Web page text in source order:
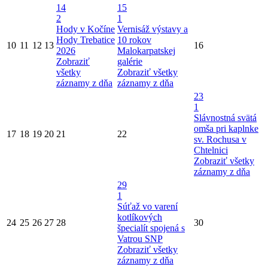
10 11 12 13
14
2
Hody v Kočíne
Hody Trebatice
2026
Zobraziť
všetky
záznamy z dňa
15
1
Vernisáž výstavy a
10 rokov
Malokarpatskej
galérie
Zobraziť všetky
záznamy z dňa
16
17 18 19 20 21 22
23
1
Slávnostná svätá
omša pri kaplnke
sv. Rochusa v
Chtelnici
Zobraziť všetky
záznamy z dňa
24 25 26 27 28
29
1
Súťaž vo varení
kotlíkových
špecialít spojená s
Vatrou SNP
Zobraziť všetky
záznamy z dňa
30